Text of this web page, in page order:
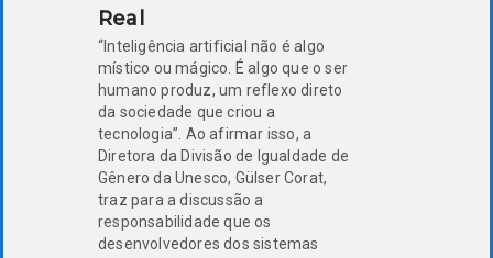
Real
“Inteligência artificial não é algo
místico ou mágico. É algo que o ser
humano produz, um reflexo direto
da sociedade que criou a
tecnologia”. Ao afirmar isso, a
Diretora da Divisão de Igualdade de
Gênero da Unesco, Gülser Corat,
traz para a discussão a
responsabilidade que os
desenvolvedores dos sistemas